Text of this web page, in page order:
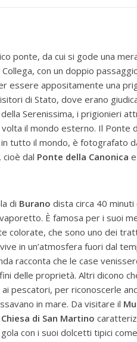
ponte, da cui si gode una
Collega, con un doppio
essere appositamente una
di Stato, dove erano
Serenissima, i prigionieri
il mondo esterno. Il Ponte
tutto il mondo, è fotografato
cioè dal Ponte della Canonica
di Burano dista circa 40 minuti
È famosa per i suoi
colorate, che sono uno dei
in un’atmosfera fuori dal
racconta che le case
delle proprietà. Altri dicono
pescatori, per riconoscerle
in mare. Da visitare il
Chiesa di San Martino
con i suoi dolcetti tipici